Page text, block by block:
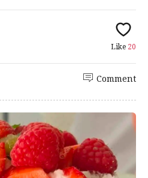
Like 20
Comment